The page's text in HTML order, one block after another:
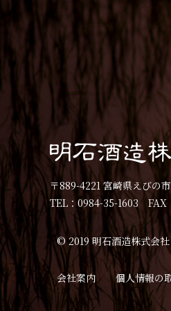
〒889-4221 宮崎県えびの
TEL：0984-35-1603 FAX
© 2019 明石酒造株式会社
会社案内 個人情報の